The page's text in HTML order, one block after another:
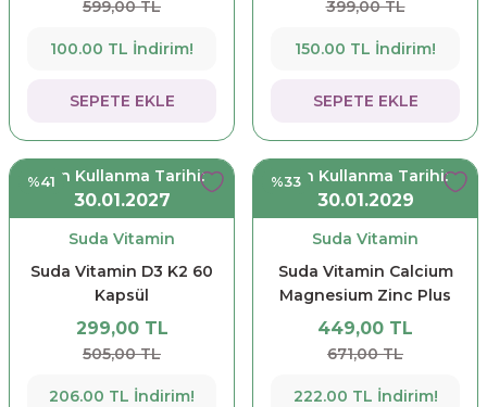
599,00 TL
100.00 TL İndirim!
SEPETE EKLE
399,00 TL
150.00 TL İndirim!
SEPETE EKLE
%41Son Kullanma Tarihi:
30.01.2027
Suda Vitamin
Suda Vitamin D3 K2 60
Kapsül
299,00 TL
505,00 TL
206.00 TL İndirim!
%33Son Kullanma Tarihi:
30.01.2029
Suda Vitamin
Suda Vitamin Calcium
Magnesium Zinc Plus
100 Tablet
449,00 TL
671,00 TL
222.00 TL İndirim!